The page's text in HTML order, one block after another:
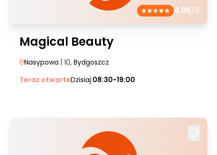
4.96/5
Magical Beauty
Nasypowa | 10, Bydgoszcz
Teraz otwarteDzisiaj:08:30-19:00